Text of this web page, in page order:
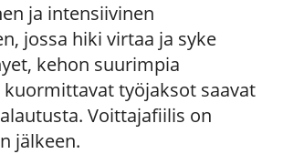
ja intensiivinen
jossa hiki virtaa ja syke
kehon suurimpia
työjaksot saavat
Voittajafiilis on
jälkeen.